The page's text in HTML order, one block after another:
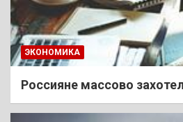
ЭКОНОМИКА
Россияне массово